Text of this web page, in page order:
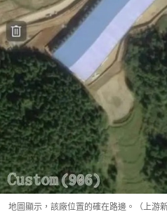
地圖顯示，該廠位置的確在路邊。（上游新